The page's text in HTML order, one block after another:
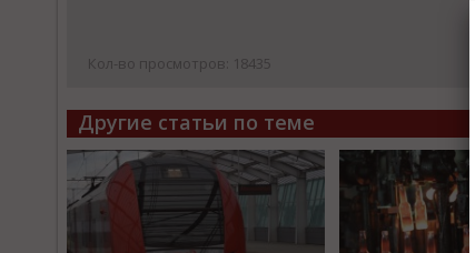
Кол-во просмотров: 18435
Другие статьи по теме